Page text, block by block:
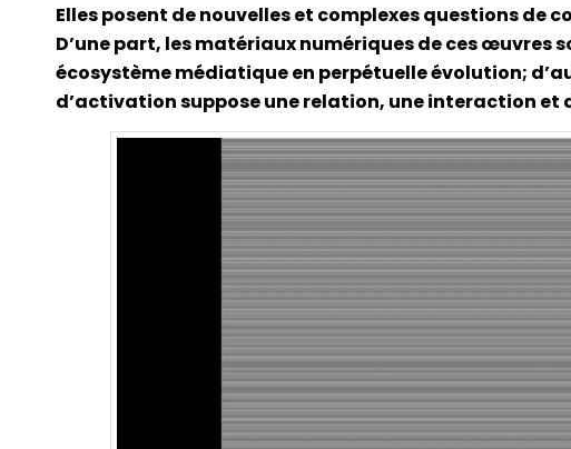
Elles posent de nouvelles et complexes questions de
D’une part, les matériaux numériques de ces œuvres
écosystème médiatique en perpétuelle évolution;
d’activation suppose une relation, une interaction et